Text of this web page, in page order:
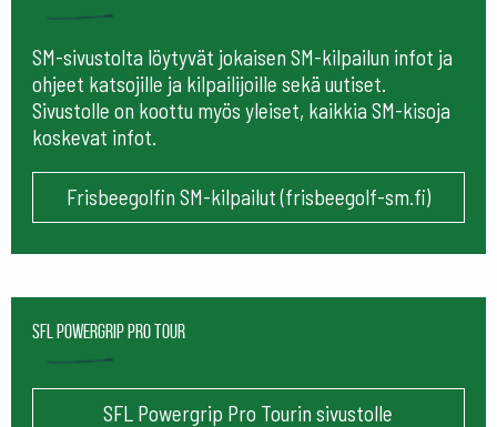
SM-sivustolta löytyvät jokaisen SM-kilpailun infot ja
ohjeet katsojille ja kilpailijoille sekä uutiset.
Sivustolle on koottu myös yleiset, kaikkia SM-kisoja
koskevat infot.
Frisbeegolfin SM-kilpailut (frisbeegolf-sm.fi)
SFL Powergrip Pro Tour
SFL Powergrip Pro Tourin sivustolle